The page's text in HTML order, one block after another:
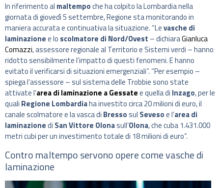
In riferimento al maltempoche ha colpito la Lombardia nella
giornata di giovedì 5 settembre, Regione sta monitorando in
maniera accurata e continuativa la situazione. “Levasche di
laminazionee lo scolmatore di Nord/Ovest – dichiaraGianluca
Comazzi, assessore regionale al Territorio e Sistemi verdi – hanno
ridotto sensibilmente l’impatto di questi fenomeni. E hanno
evitato il verificarsi di situazioni emergenziali”. “Per esempio –
spiega l’assessore – sul sistema delle Trobbie sono state
attivate l’area di laminazione a Gessatee quella di Inzago, per le
quali Regione Lombardiaha investito circa 20 milioni di euro, il
canale scolmatore e la vasca di Bressosul Sevesoe l’area di
laminazionedi San Vittore Olonasull’Olona, che cuba 1.431.000
metri cubi per un investimento totale di 18 milioni di euro”.
Contro maltempo servono opere come vasche di
laminazione